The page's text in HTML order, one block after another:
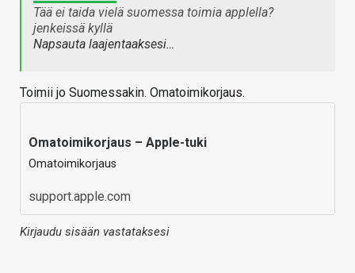
Tää ei taida vielä suomessa toimia applella?
jenkeissä kyllä
Napsauta laajentaaksesi…
Toimii jo Suomessakin. Omatoimikorjaus.
Omatoimikorjaus – Apple-tuki
Omatoimikorjaus
support.apple.com
Kirjaudu sisään vastataksesi